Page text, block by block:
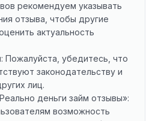
рекомендуем указывать
отзыва, чтобы другие
актуальность
Пожалуйста, убедитесь, что
законодательству и
лиц.
деньги займ отзывы»:
возможность